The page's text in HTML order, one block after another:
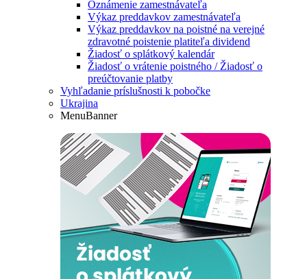
Oznámenie zamestnávateľa
Výkaz preddavkov zamestnávateľa
Výkaz preddavkov na poistné na verejné
zdravotné poistenie platiteľa dividend
Žiadosť o splátkový kalendár
Žiadosť o vrátenie poistného / Žiadosť o
preúčtovanie platby
Vyhľadanie príslušnosti k pobočke
Ukrajina
MenuBanner